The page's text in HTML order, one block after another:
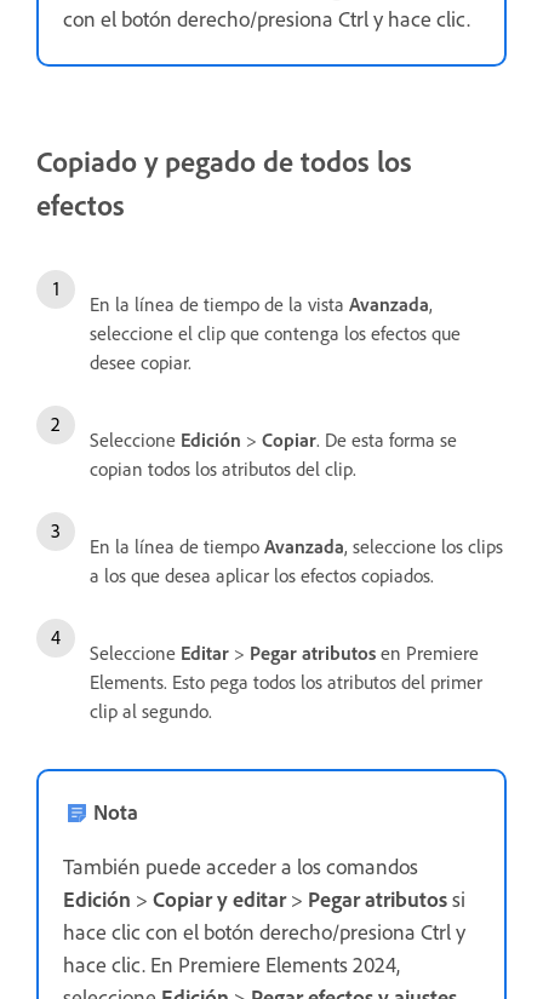
con el botón derecho/presiona Ctrl y hace clic.
Copiado y pegado de todos los
efectos
En la línea de tiempo de la vista Avanzada,
seleccione el clip que contenga los efectos que
desee copiar.
Seleccione Edición > Copiar. De esta forma se
copian todos los atributos del clip.
En la línea de tiempo Avanzada, seleccione los clips
a los que desea aplicar los efectos copiados.
Seleccione Editar > Pegar atributos en Premiere
Elements. Esto pega todos los atributos del primer
clip al segundo.
Nota
También puede acceder a los comandos
Edición > Copiar y editar> Pegar atributossi
hace clic con el botón derecho/presiona Ctrl y
hace clic. En Premiere Elements 2024,